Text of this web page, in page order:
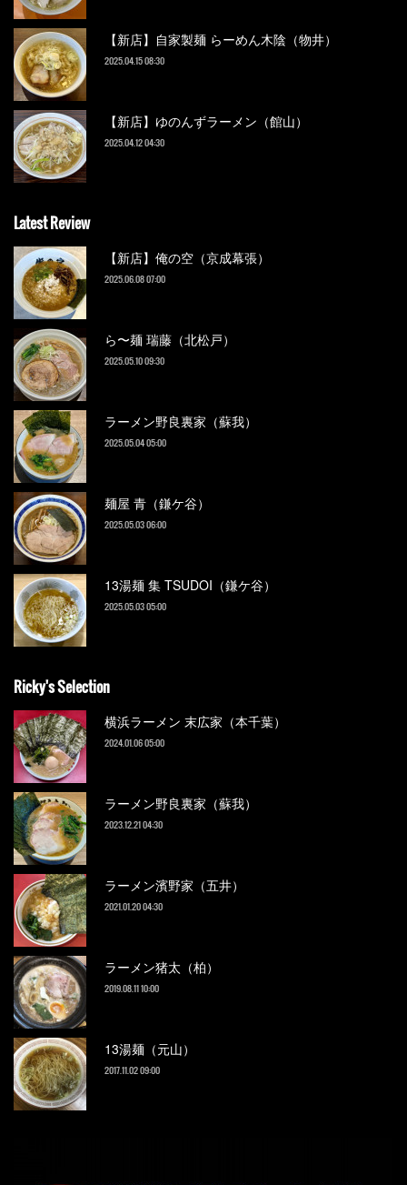
【新店】自家製麺 らーめん木陰（物井）
2025.04.15 08:30
【新店】ゆのんずラーメン（館山）
2025.04.12 04:30
Latest Review
【新店】俺の空（京成幕張）
2025.06.08 07:00
ら〜麺 瑞藤（北松戸）
2025.05.10 09:30
ラーメン野良裏家（蘇我）
2025.05.04 05:00
麺屋 青（鎌ケ谷）
2025.05.03 06:00
13湯麺 集 TSUDOI（鎌ケ谷）
2025.05.03 05:00
Ricky's Selection
横浜ラーメン 末広家（本千葉）
2024.01.06 05:00
ラーメン野良裏家（蘇我）
2023.12.21 04:30
ラーメン濱野家（五井）
2021.01.20 04:30
ラーメン猪太（柏）
2019.08.11 10:00
13湯麺（元山）
2017.11.02 09:00